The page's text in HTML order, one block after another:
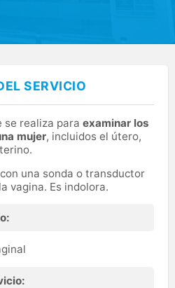
SERVICIO
se realiza para examinar los
mujer, incluidos el útero,
una sonda o transductor
vagina. Es indolora.